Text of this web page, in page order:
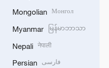
Mongolian Монгол
Myanmar မြန်မာဘာသာ
Nepali नेपाली
Persian فارسی